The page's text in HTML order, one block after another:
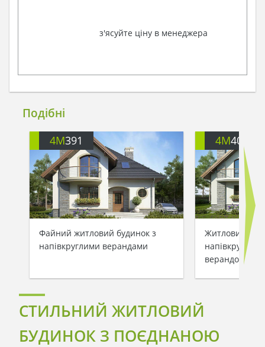
з'ясуйте ціну в менеджера
Подібні
4M391
Файний житловий будинок з
напівкруглими верандами
4M401
Житловий
верандою
СТИЛЬНИЙ ЖИТЛОВИЙ
БУДИНОК З ПОЄДНАНОЮ